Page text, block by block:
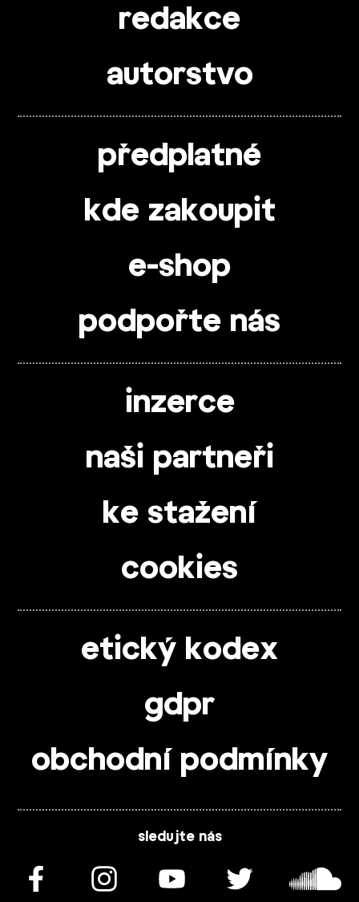
redakce
autorstvo
předplatné
kde zakoupit
e-shop
podpořte nás
inzerce
naši partneři
ke stažení
cookies
etický kodex
gdpr
obchodní podmínky
sledujte nás